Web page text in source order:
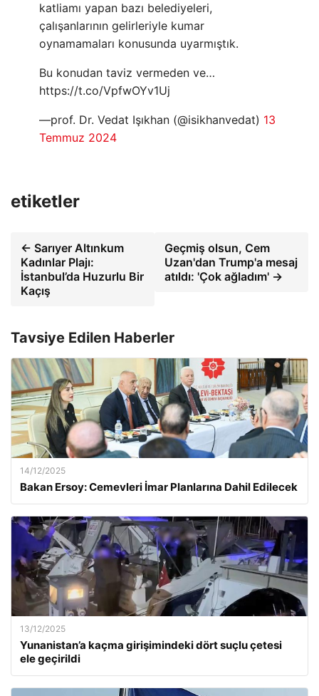
katliamı yapan bazı belediyeleri,
çalışanlarının gelirleriyle kumar
oynamamaları konusunda uyarmıştık.
Bu konudan taviz vermeden ve…
https://t.co/VpfwOYv1Uj
—prof. Dr. Vedat Işıkhan (@isikhanvedat) 13
Temmuz 2024
etiketler
← Sarıyer Altınkum
Kadınlar Plajı:
İstanbul’da Huzurlu Bir
Kaçış
Geçmiş olsun, Cem
Uzan'dan Trump'a mesaj
atıldı: 'Çok ağladım' →
Tavsiye Edilen Haberler
14/12/2025
Bakan Ersoy: Cemevleri İmar Planlarına Dahil Edilecek
13/12/2025
Yunanistan’a kaçma girişimindeki dört suçlu çetesi
ele geçirildi